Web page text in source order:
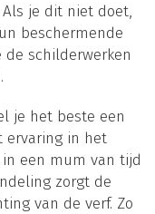
je dit niet doet,
beschermende
schilderwerken
je het beste een
ervaring in het
een mum van tijd
zorgt de
van de verf. Zo